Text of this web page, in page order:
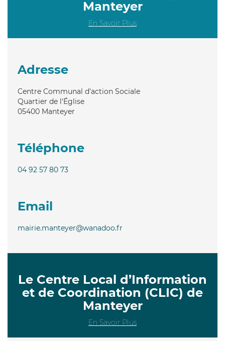
Manteyer
En Savoir Plus
Adresse
Centre Communal d'action Sociale
Quartier de l'Église
05400 Manteyer
Téléphone
04 92 57 80 73
Email
mairie.manteyer@wanadoo.fr
Le Centre Local d’Information
et de Coordination (CLIC) de
Manteyer
En Savoir Plus